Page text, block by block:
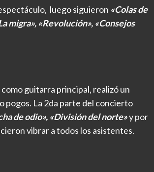
luego siguieron «Colas de
migra», «Revolución», «Consejos
guitarra principal, realizó un
pogos. La 2da parte del concierto
de odio», «División del norte»y por
vibrar a todos los asistentes.